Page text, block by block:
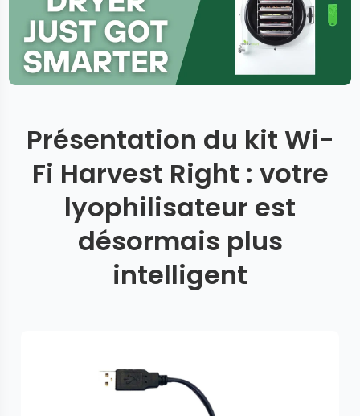
Présentation du kit Wi-
Fi Harvest Right : votre
lyophilisateur est
désormais plus
intelligent